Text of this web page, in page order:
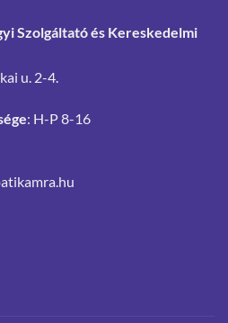
Szolgáltató és Kereskedelmi
u. 2-4.
: H-P 8-16